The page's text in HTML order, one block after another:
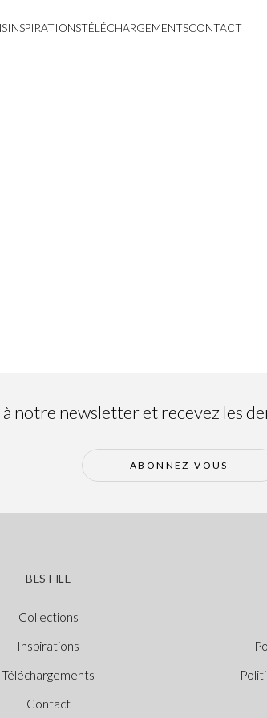
INSPIRATIONSTÉLÉCHARGEMENTSCONTACT
notre newsletter et recevez les
ABONNEZ-VOUS
BESTILE
Collections
Inspirations
Téléchargements
Contact